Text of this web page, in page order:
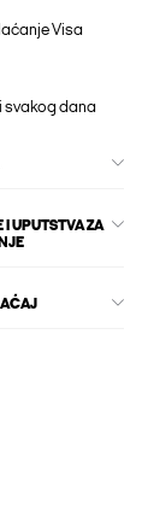
Visa
svakog dana
I UPUTSTVA ZA